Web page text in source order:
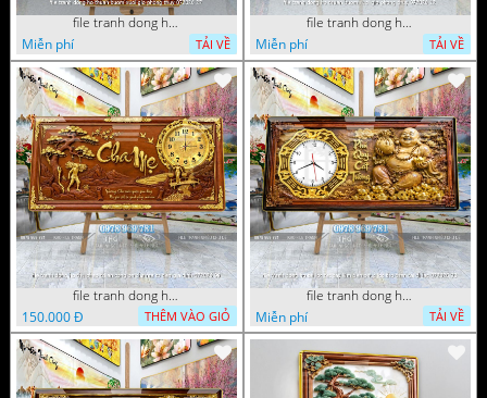
file tranh dong ho thuan buom xuoi gio phong thuy 072026 27
Miễn phí
TẢI VỀ
file tranh dong ho thuan buom xuoi gio phong thuy 072026 12
Miễn phí
TẢI VỀ
file tranh dong ho thu phap tri an cong on cha me to tien gia dinh 072026 09
150.000 Đ
THÊM VÀO GIỎ
file tranh dong ho tai loc tet cay kim tien phuc loc tho than tai di lac 072026 93
Miễn phí
TẢI VỀ